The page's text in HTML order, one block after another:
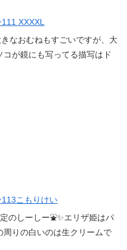
XXXXL
なおむねもすごいですが、大
が鏡にも写ってる描写はド
こもりけい
のしーしー⛲✨エリザ姫はパ
りの白いのは生クリームで